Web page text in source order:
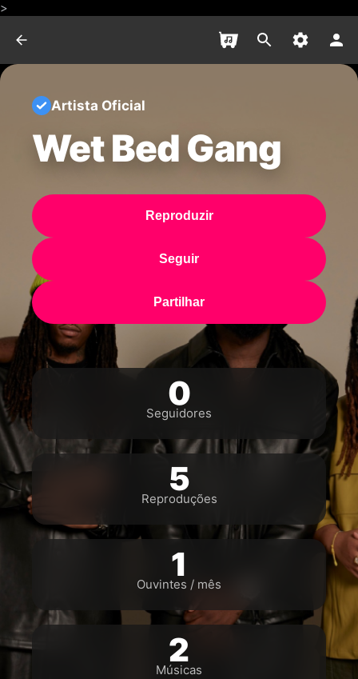
>
Artista Oficial
Wet Bed Gang
Reproduzir
Seguir
Partilhar
0
Seguidores
5
Reproduções
1
Ouvintes / mês
2
Músicas